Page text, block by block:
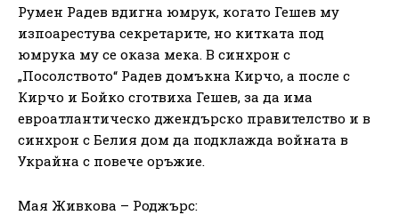
Румен Радев вдигна юмрук, когато Гешев му
изпоарестува секретарите, но китката под
юмрука му се оказа мека. В синхрон с
„Посолството“ Радев домъкна Кирчо, а после с
Кирчо и Бойко сготвиха Гешев, за да има
евроатлантическо джендърско правителство и в
синхрон с Белия дом да подклажда войната в
Украйна с повече оръжие.
Мая Живкова – Роджърс: